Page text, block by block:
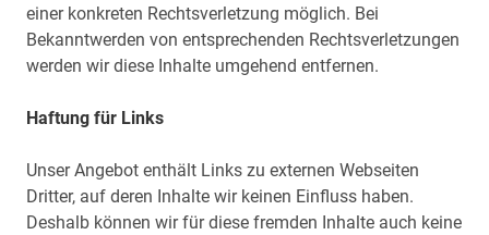
einer konkreten Rechtsverletzung möglich. Bei
Bekanntwerden von entsprechenden Rechtsverletzungen
werden wir diese Inhalte umgehend entfernen.
Haftung für Links
Unser Angebot enthält Links zu externen Webseiten
Dritter, auf deren Inhalte wir keinen Einfluss haben.
Deshalb können wir für diese fremden Inhalte auch keine